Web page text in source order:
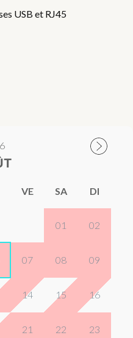
USB et RJ45
VE SA DI
01 02
07 08 09
14 15 16
21 22 23